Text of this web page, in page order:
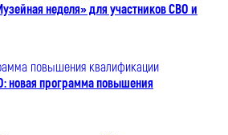
неделя» для участников СВО и
новая программа повышения